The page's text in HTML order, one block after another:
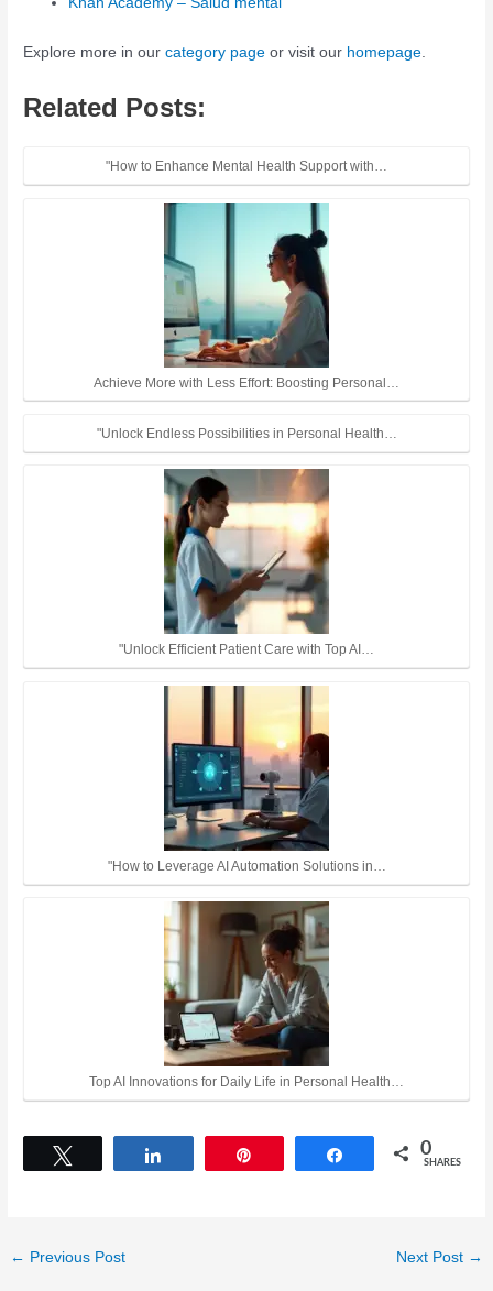
Explore more in ourcategory page or visit our homepage.
Related Posts:
"How to Enhance Mental Health Support with…
Achieve More with Less Effort: Boosting Personal…
"Unlock Endless Possibilities in Personal Health…
"Unlock Efficient Patient Care with Top AI…
"How to Leverage AI Automation Solutions in…
Top AI Innovations for Daily Life in Personal Health…
Share 0
SHARES
← Previous Post Next Post →